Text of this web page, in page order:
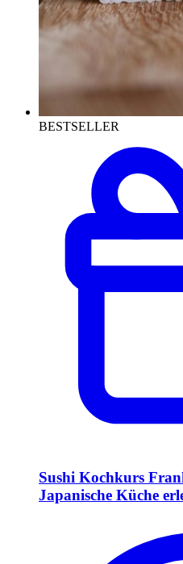
BESTSELLER
Sushi Kochkurs
Japanische Küche